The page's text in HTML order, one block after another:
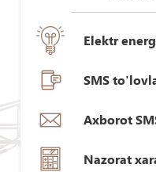
Elektr
SMS
Axborot
Nazorat